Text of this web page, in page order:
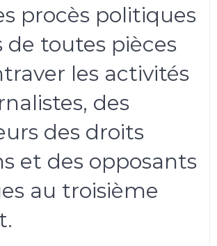
procès politiques
de toutes pièces
les activités
des
des droits
et des opposants
au troisième